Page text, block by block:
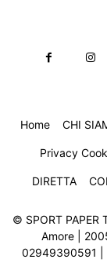
Home CHI
Privacy
DIRETTA
© SPORT
Amore |
02949390591 |